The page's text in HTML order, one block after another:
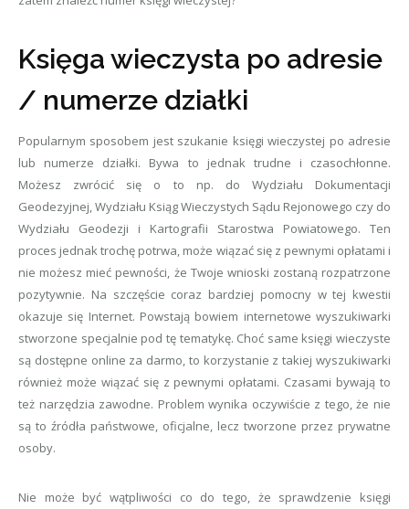
Księga wieczysta po adresie
/ numerze działki
Popularnym sposobem jest szukanie księgi wieczystej po adresie
lub numerze działki. Bywa to jednak trudne i czasochłonne.
Możesz zwrócić się o to np. do Wydziału Dokumentacji
Geodezyjnej, Wydziału Ksiąg Wieczystych Sądu Rejonowego czy do
Wydziału Geodezji i Kartografii Starostwa Powiatowego. Ten
proces jednak trochę potrwa, może wiązać się z pewnymi opłatami i
nie możesz mieć pewności, że Twoje wnioski zostaną rozpatrzone
pozytywnie. Na szczęście coraz bardziej pomocny w tej kwestii
okazuje się Internet. Powstają bowiem internetowe wyszukiwarki
stworzone specjalnie pod tę tematykę. Choć same księgi wieczyste
są dostępne online za darmo, to korzystanie z takiej wyszukiwarki
również może wiązać się z pewnymi opłatami. Czasami bywają to
też narzędzia zawodne. Problem wynika oczywiście z tego, że nie
są to źródła państwowe, oficjalne, lecz tworzone przez prywatne
osoby.
Nie może być wątpliwości co do tego, że sprawdzenie księgi